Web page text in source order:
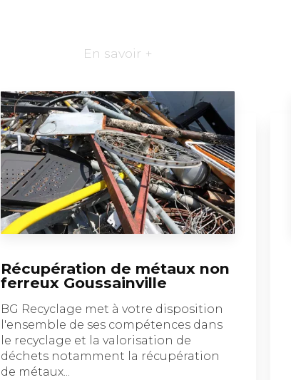
En savoir +
Récupération de métaux non
ferreux Goussainville
BG Recyclage met à votre disposition
l'ensemble de ses compétences dans
le recyclage et la valorisation de
déchets notamment la récupération
de métaux...